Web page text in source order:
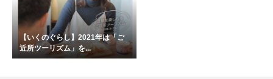
【いくのぐらし】2021年は「ご
近所ツーリズム」を...